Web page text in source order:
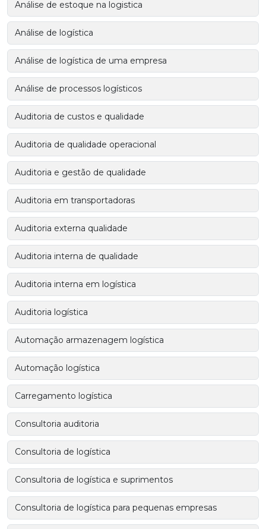
Análise de estoque na logistica
Análise de logística
Análise de logística de uma empresa
Análise de processos logísticos
Auditoria de custos e qualidade
Auditoria de qualidade operacional
Auditoria e gestão de qualidade
Auditoria em transportadoras
Auditoria externa qualidade
Auditoria interna de qualidade
Auditoria interna em logística
Auditoria logística
Automação armazenagem logística
Automação logística
Carregamento logística
Consultoria auditoria
Consultoria de logística
Consultoria de logística e suprimentos
Consultoria de logística para pequenas empresas